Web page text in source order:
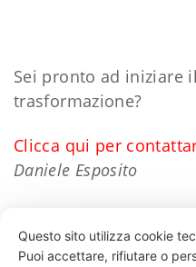
Sei pronto ad iniziare
trasformazione?
Clicca qui per
Daniele Esposito
44 LIKES
Questo sito utilizza cookie
Puoi accettare, rifiutare o